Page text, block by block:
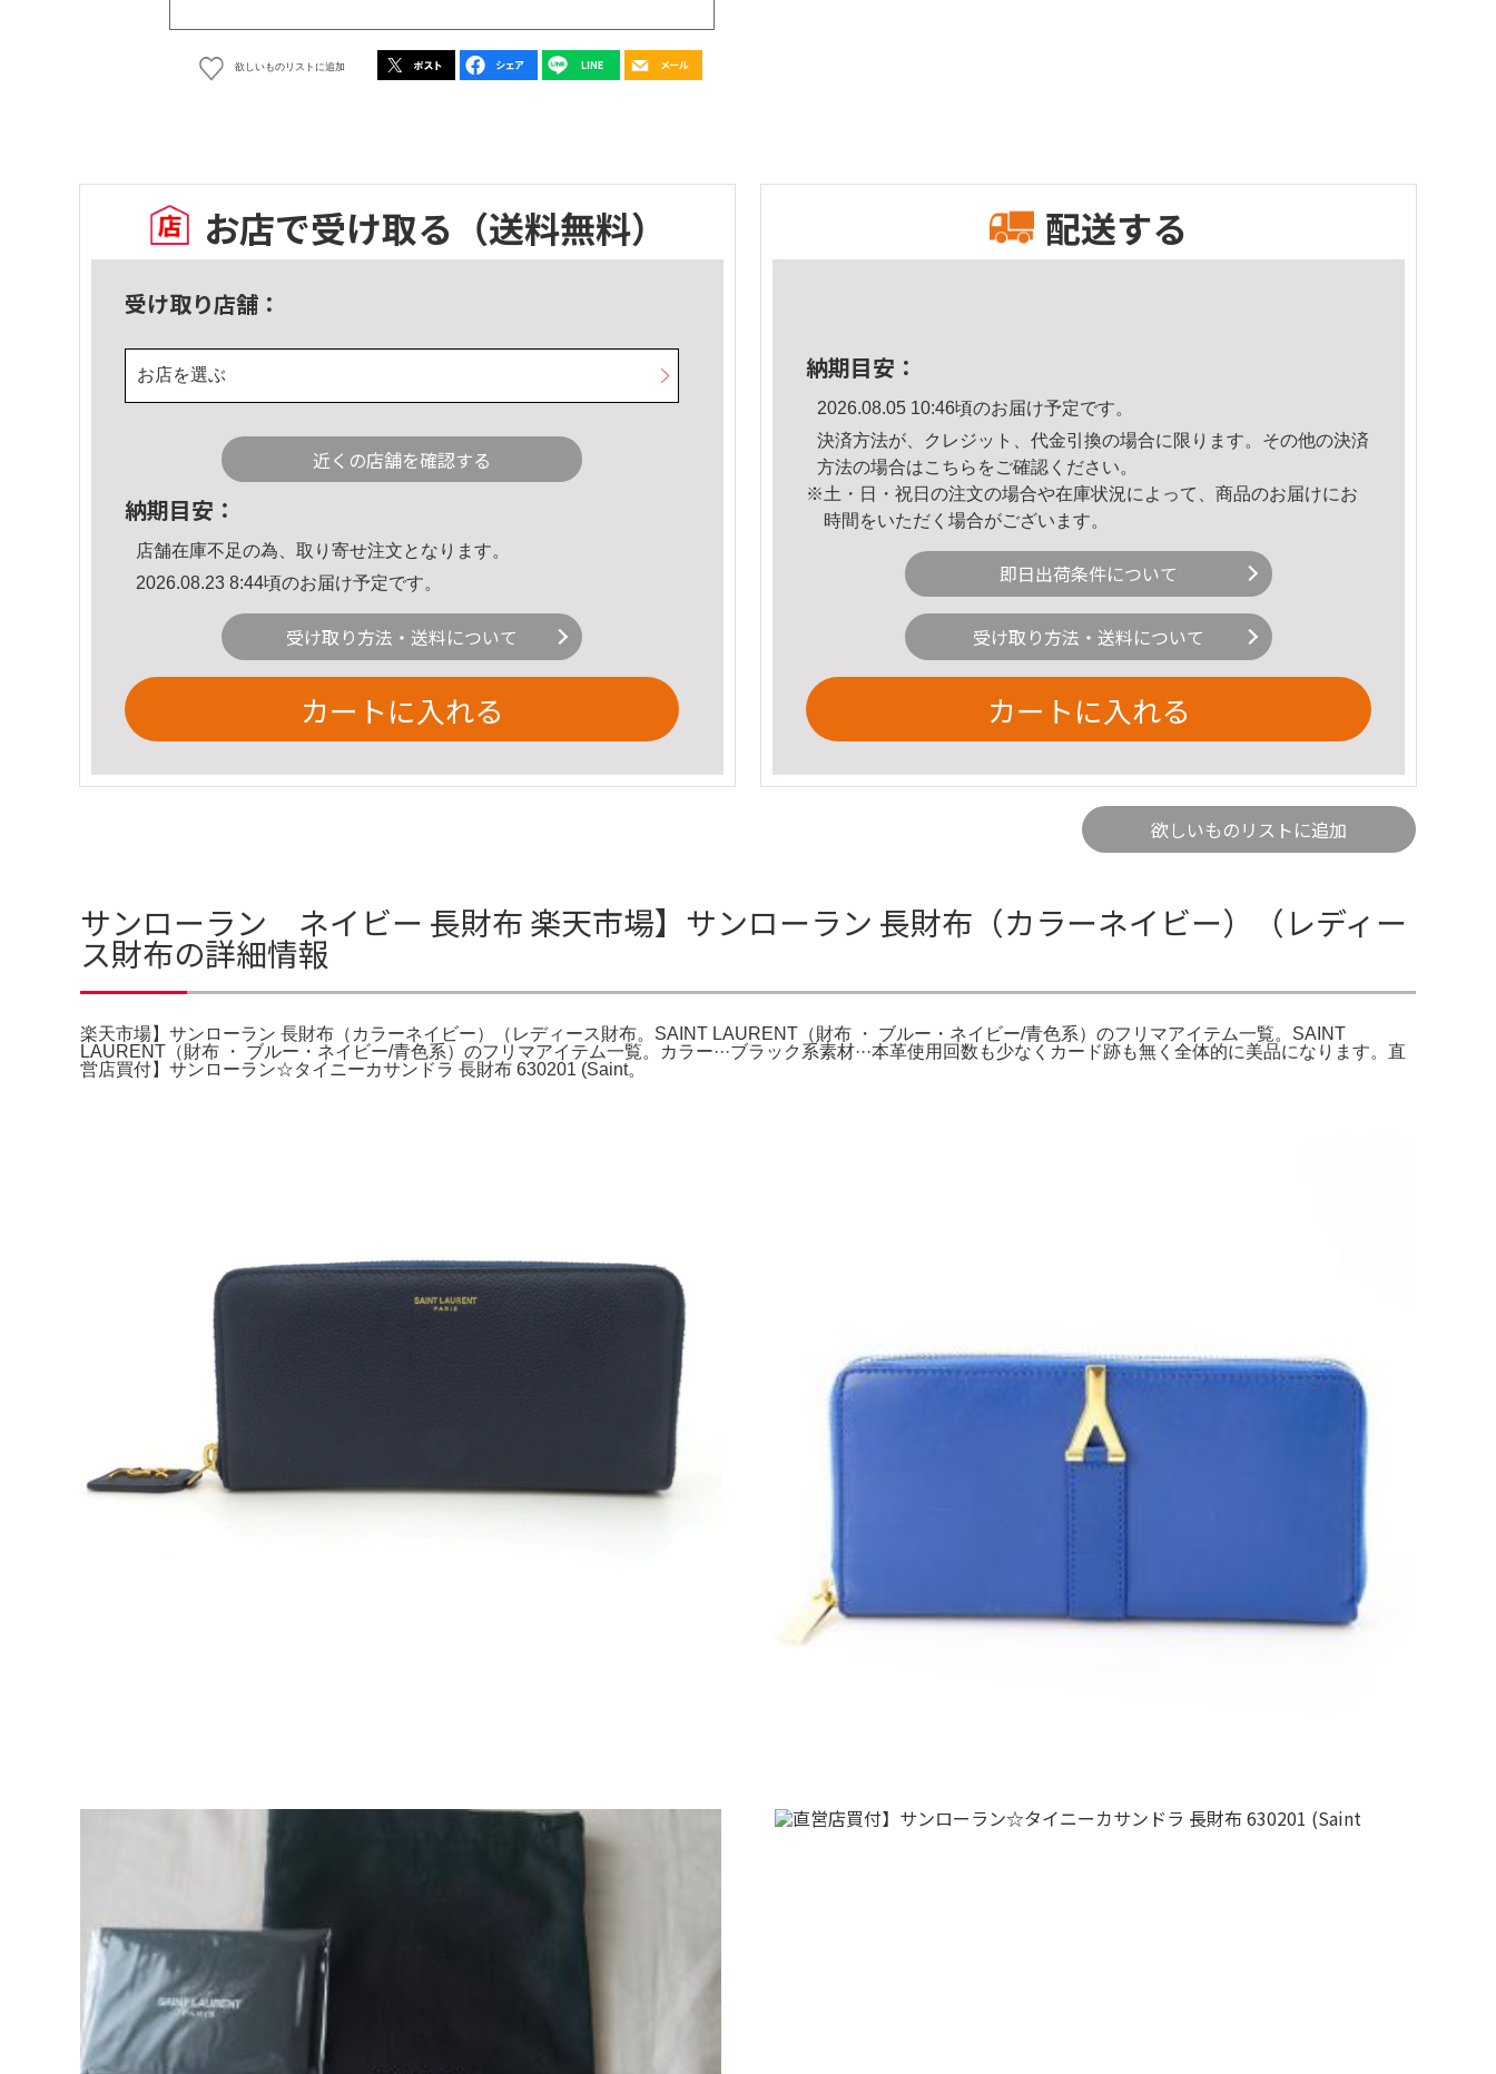
欲しいものリストに追加
お店で受け取る （送料無料）
受け取り店舗：
お店を選ぶ
近くの店舗を確認する
納期目安：
店舗在庫不足の為、取り寄せ注文となります。
2026.08.23 8:44頃のお届け予定です。
受け取り方法・送料について
カートに入れる
配送する
納期目安：
2026.08.05 10:46頃のお届け予定です。
決済方法が、クレジット、代金引換の場合に限ります。その他の決済
方法の場合はこちら をご確認ください。
※土・日・祝日の注文の場合や在庫状況によって、商品のお届けにお
時間をいただく場合がございます。
即日出荷条件について
受け取り方法・送料について
カートに入れる
欲しいものリストに追加
サンローラン ネイビー 長財布 楽天市場】サンローラン 長財布（カラーネイビー）（レディー
ス財布の詳細情報
楽天市場】サンローラン 長財布（カラーネイビー）（レディース財布。SAINT LAURENT（財布 ・ ブルー・ネイビー/青色系）のフリマアイテム一覧。SAINT
LAURENT（財布 ・ ブルー・ネイビー/青色系）のフリマアイテム一覧。カラー···ブラック系素材···本革使用回数も少なくカード跡も無く全体的に美品になります。直
営店買付】サンローラン☆タイニーカサンドラ 長財布 630201 (Saint。